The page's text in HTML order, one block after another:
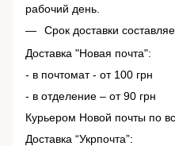
рабочий день.
Срок доставки
Доставка "Новая почта":
- в почтомат - от 100 грн
- в отделение – от 90 грн
Курьером Новой почты по
Доставка “Укрпочта”: